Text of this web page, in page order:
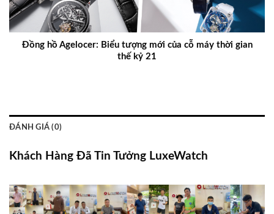
Đồng hồ Agelocer: Biểu tượng mới của cỗ máy thời gian
thế kỷ 21
ĐÁNH GIÁ (0)
Khách Hàng Đã Tin Tưởng LuxeWatch